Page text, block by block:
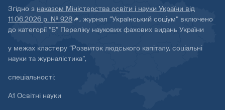
Згідно з наказом Міністерства освіти і науки України від
11.06.2026 р. № 928
, журнал “Український соціум” включено
до категорії “Б” Переліку наукових фахових видань України
у межах кластеру “Розвиток людського капіталу, соціальні
науки та журналістика”,
спеціальності:
А1 Освітні науки